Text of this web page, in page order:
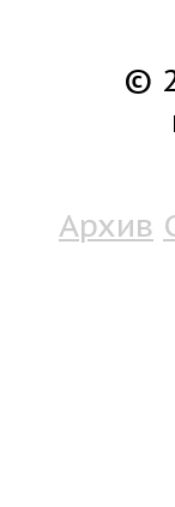
©
Архив